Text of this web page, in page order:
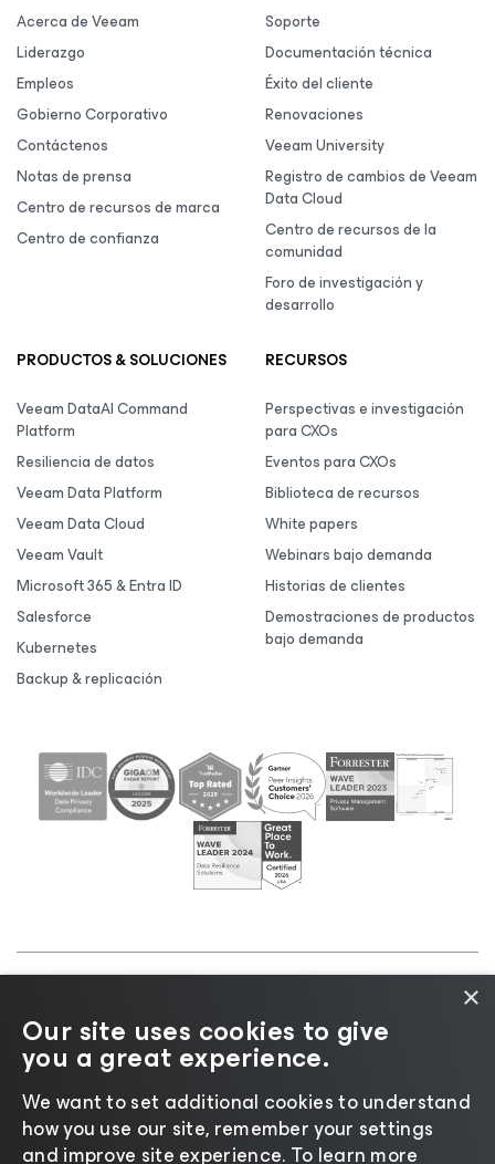
Acerca de Veeam
Liderazgo
Empleos
Gobierno Corporativo
Contáctenos
Notas de prensa
Centro de recursos de marca
Centro de confianza
Soporte
Documentación técnica
Éxito del cliente
Renovaciones
Veeam University
Registro de cambios de Veeam
Data Cloud
Centro de recursos de la
comunidad
Foro de investigación y
desarrollo
PRODUCTOS & SOLUCIONES
Veeam DataAI Command
Platform
Resiliencia de datos
Veeam Data Platform
Veeam Data Cloud
Veeam Vault
Microsoft 365 & Entra ID
Salesforce
Kubernetes
Backup & replicación
RECURSOS
Perspectivas e investigación
para CXOs
Eventos para CXOs
Biblioteca de recursos
White papers
Webinars bajo demanda
Historias de clientes
Demostraciones de productos
bajo demanda
Aviso de cookies|Legal|Política de licencias
Recursos para proveedores
×
Our site uses cookies to give
you a great experience.
We want to set additional cookies to understand
how you use our site, remember your settings
and improve site experience. ​To learn more